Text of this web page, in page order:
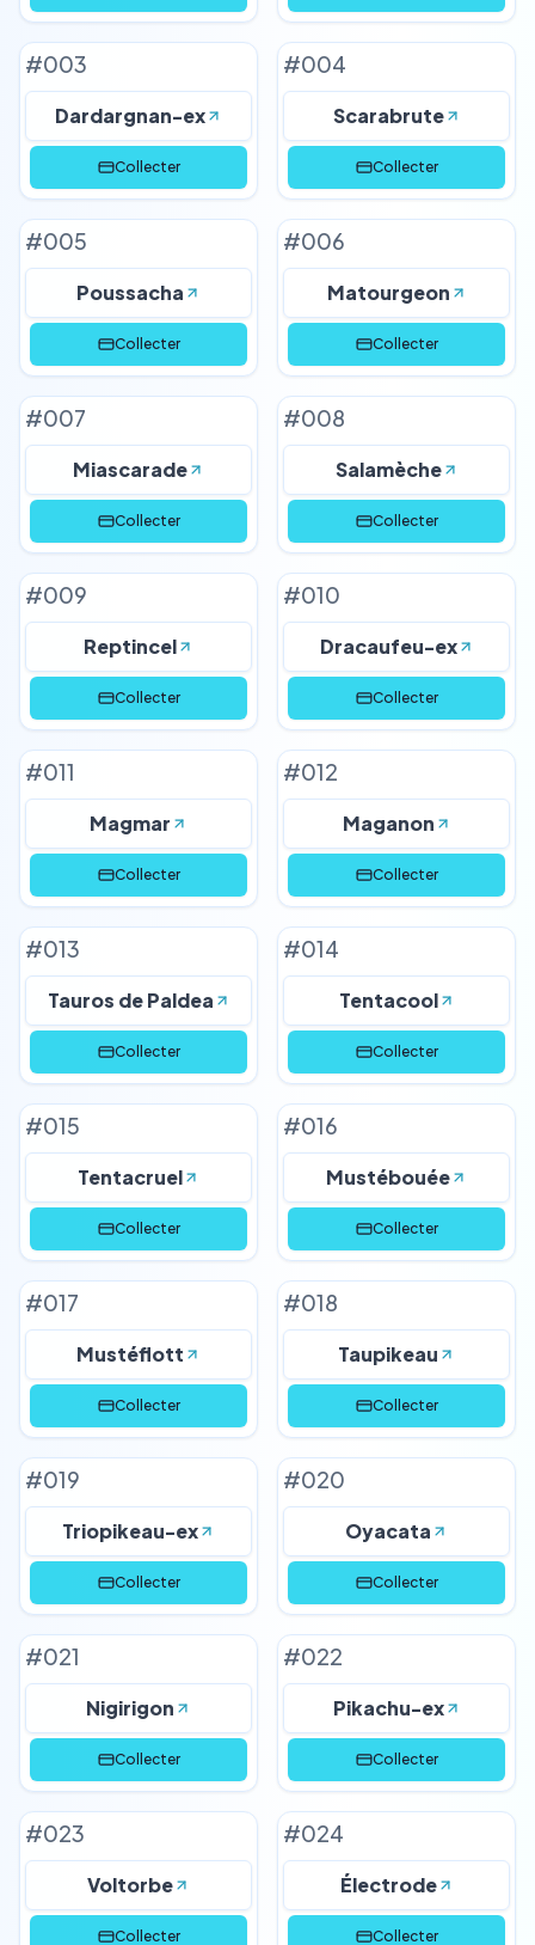
#003
Dardargnan-ex
Collecter
#004
Scarabrute
Collecter
#005
Poussacha
Collecter
#006
Matourgeon
Collecter
#007
Miascarade
Collecter
#008
Salamèche
Collecter
#009
Reptincel
Collecter
#010
Dracaufeu-ex
Collecter
#011
Magmar
Collecter
#012
Maganon
Collecter
#013
Tauros de Paldea
Collecter
#014
Tentacool
Collecter
#015
Tentacruel
Collecter
#016
Mustébouée
Collecter
#017
Mustéflott
Collecter
#018
Taupikeau
Collecter
#019
Triopikeau-ex
Collecter
#020
Oyacata
Collecter
#021
Nigirigon
Collecter
#022
Pikachu-ex
Collecter
#023
Voltorbe
Collecter
#024
Électrode
Collecter